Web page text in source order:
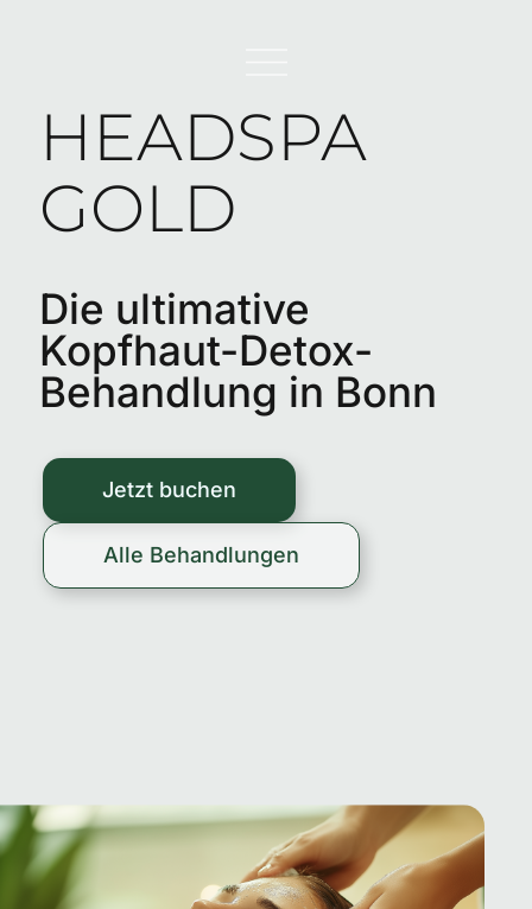
HEADSPA
GOLD​
Die ultimative
Kopfhaut-Detox-
Behandlung in Bonn
Jetzt buchen
Alle Behandlungen